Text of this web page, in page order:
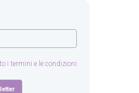
i termini e le condizioni